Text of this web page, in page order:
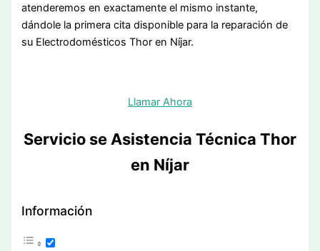
atenderemos en exactamente el mismo instante,
dándole la primera cita disponible para la reparación de
su Electrodomésticos Thor en Níjar.
Llamar Ahora
Servicio se Asistencia Técnica Thor
en Níjar
Información